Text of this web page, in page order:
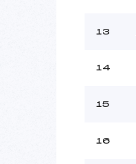
13
14
15
16